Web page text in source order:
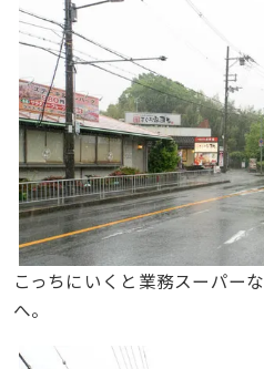
こっちにいくと業務スーパー
へ。